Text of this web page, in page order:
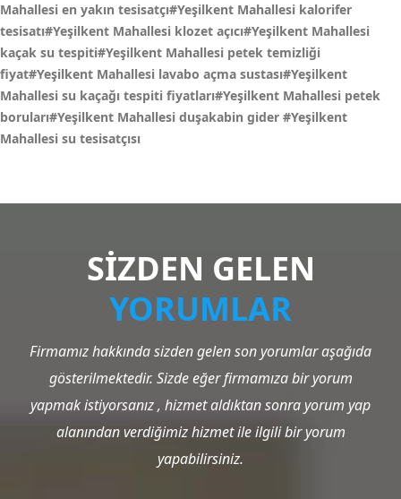
Mahallesi en yakın tesisatçı#Yeşilkent Mahallesi kalorifer
tesisatı#Yeşilkent Mahallesi klozet açıcı#Yeşilkent Mahallesi
kaçak su tespiti#Yeşilkent Mahallesi petek temizliği
fiyat#Yeşilkent Mahallesi lavabo açma sustası#Yeşilkent
Mahallesi su kaçağı tespiti fiyatları#Yeşilkent Mahallesi petek
boruları#Yeşilkent Mahallesi duşakabin gider #Yeşilkent
Mahallesi su tesisatçısı
SİZDEN GELEN
YORUMLAR
Firmamız hakkında sizden gelen son yorumlar aşağıda
gösterilmektedir. Sizde eğer firmamıza bir yorum
yapmak istiyorsanız , hizmet aldıktan sonra yorum yap
alanından verdiğimiz hizmet ile ilgili bir yorum
yapabilirsiniz.